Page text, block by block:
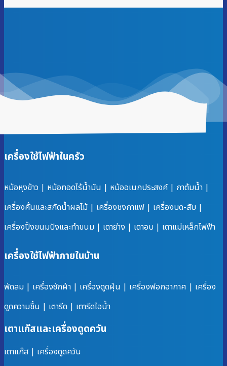
เครื่องใช้ไฟฟ้าในครัว
หม้อหุงข้าว | หม้อทอดไร้น้ำมัน | หม้ออเนกประสงค์ | กาต้มน้ำ |
เครื่องคั้นและสกัดน้ำผลไม้ | เครื่องชงกาแฟ | เครื่องบด-สับ |
เครื่องปิ้งขนมปังและทำขนม | เตาย่าง | เตาอบ | เตาแม่เหล็กไฟฟ้า
เครื่องใช้ไฟฟ้าภายในบ้าน
พัดลม | เครื่องซักผ้า | เครื่องดูดฝุ่น | เครื่องฟอกอากาศ | เครื่อง
ดูดความชื้น | เตารีด | เตารีดไอน้ำ
เตาแก๊สและเครื่องดูดควัน
เตาแก๊ส | เครื่องดูดควัน